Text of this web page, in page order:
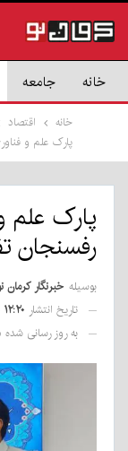
خانه جامعه
خانه
اقتصاد
پارک علم و
پارک علم
رفسنجان
بوسیله خبرنگار کرمان
تاریخ انتشار ۱۲:۲۰ - ۲۲ دی ۱۴۰۰
به روز رسانی شده